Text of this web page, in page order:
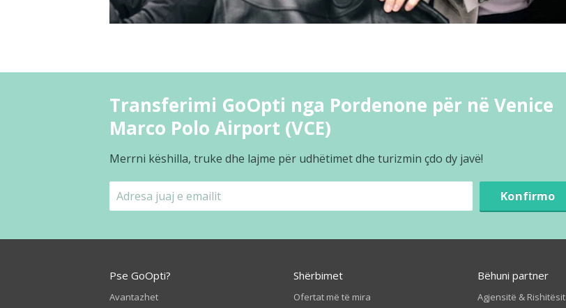
Transferimi GoOpti nga Pordenone për në Venice
Marco Polo Airport (VCE)
Merrni këshilla, truke dhe lajme për udhëtimet dhe turizmin çdo dy javë!
Konfirmo
Pse GoOpti?
Avantazhet
Shërbimet
Ofertat më të mira
Bëhuni partner
Agjensitë & Rishitësit